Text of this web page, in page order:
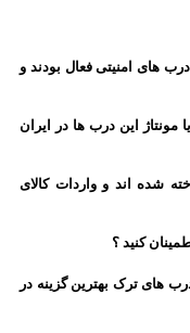
های امنیتی فعال بودند و
مونتاژ این درب ها در ایران
شده اند و واردات کالای
کنید ؟
های ترک بهترین گزینه در